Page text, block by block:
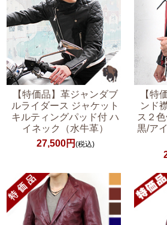
【特価品】革ジャンダブ
ルライダース ジャケット
キルティングパッド付 ハ
イネック（水牛革）
27,500円 (税込)
【特
ンド
ス２
黒/ア